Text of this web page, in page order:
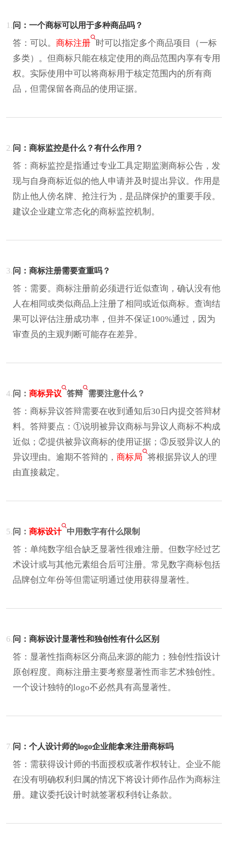
1.问：一个商标可以用于多种商品吗？
答：可以。 商标注册 时可以指定多个商品项目（一标
多类）。但商标只能在核定使用的商品范围内享有专用
权。实际使用中可以将商标用于核定范围内的所有商
品，但需保留各商品的使用证据。
2.问：商标监控是什么？有什么作用？
答：商标监控是指通过专业工具定期监测商标公告，发
现与自身商标近似的他人申请并及时提出异议。作用是
防止他人傍名牌、抢注行为，是品牌保护的重要手段。
建议企业建立常态化的商标监控机制。
3.问：商标注册需要查重吗？
答：需要。商标注册前必须进行近似查询，确认没有他
人在相同或类似商品上注册了相同或近似商标。查询结
果可以评估注册成功率，但并不保证100%通过，因为
审查员的主观判断可能存在差异。
4.问： 商标异议 答辩 需要注意什么？
答：商标异议答辩需要在收到通知后30日内提交答辩材
料。答辩要点：①说明被异议商标与异议人商标不构成
近似；②提供被异议商标的使用证据；③反驳异议人的
异议理由。逾期不答辩的， 商标局 将根据异议人的理
由直接裁定。
5.问： 商标设计 中用数字有什么限制
答：单纯数字组合缺乏显著性很难注册。但数字经过艺
术设计或与其他元素组合后可注册。常见数字商标包括
品牌创立年份等但需证明通过使用获得显著性。
6.问：商标设计显著性和独创性有什么区别
答：显著性指商标区分商品来源的能力；独创性指设计
原创程度。商标注册主要考察显著性而非艺术独创性。
一个设计独特的logo不必然具有高显著性。
7.问：个人设计师的logo企业能拿来注册商标吗
答：需获得设计师的书面授权或著作权转让。企业不能
在没有明确权利归属的情况下将设计师作品作为商标注
册。建议委托设计时就签署权利转让条款。